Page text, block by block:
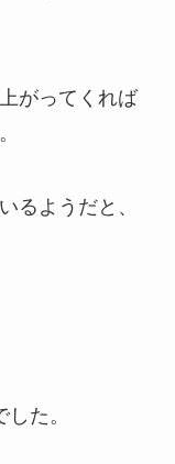
がってくれば
るようだと、
た。